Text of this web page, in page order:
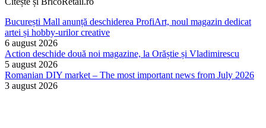
București Mall anunță deschiderea ProfiArt, noul magazin dedicat
artei și hobby-urilor creative
6 august 2026
Action deschide două noi magazine, la Orăștie și Vladimirescu
5 august 2026
Romanian DIY market – The most important news from July 2026
3 august 2026